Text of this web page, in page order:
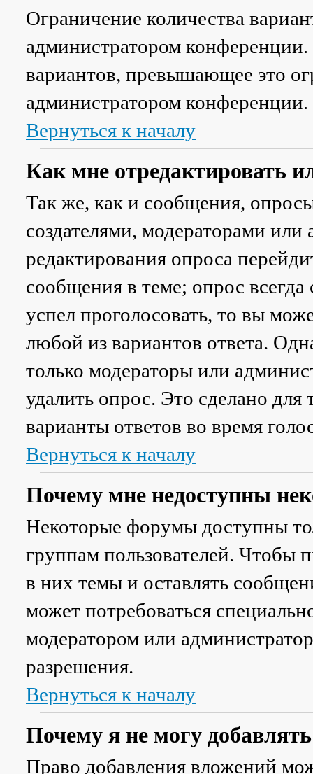
Ограничение количества
администратором
вариантов, превышающее это
администратором конференции.
Вернуться к началу
Как мне отредактировать
Так же, как и сообщения,
создателями, модераторами
редактирования опроса
сообщения в теме; опрос
успел проголосовать, то вы
любой из вариантов ответа.
только модераторы или
удалить опрос. Это сделано для
варианты ответов во время
Вернуться к началу
Почему мне недоступны
Некоторые форумы доступны
группам пользователей. Чтобы
в них темы и оставлять
может потребоваться
модератором или
разрешения.
Вернуться к началу
Почему я не могу
Право добавления вложений